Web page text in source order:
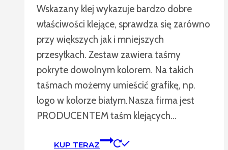
Wskazany klej wykazuje bardzo dobre
właściwości klejące, sprawdza się zarówno
przy większych jak i mniejszych
przesyłkach. Zestaw zawiera taśmy
pokryte dowolnym kolorem. Na takich
taśmach możemy umieścić grafikę, np.
logo w kolorze białym.Nasza firma jest
PRODUCENTEM taśm klejących…
KUP TERAZ